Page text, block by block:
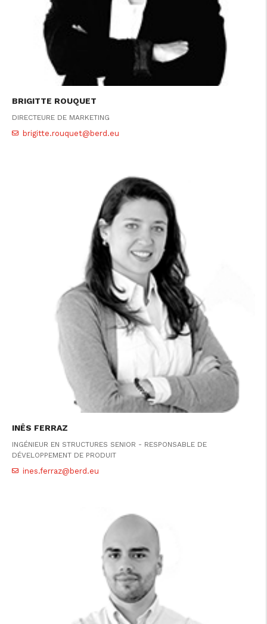
BRIGITTE ROUQUET
DIRECTEURE DE MARKETING
brigitte.rouquet@berd.eu
INÊS FERRAZ
INGÉNIEUR EN STRUCTURES SENIOR - RESPONSABLE DE
DÉVELOPPEMENT DE PRODUIT
ines.ferraz@berd.eu